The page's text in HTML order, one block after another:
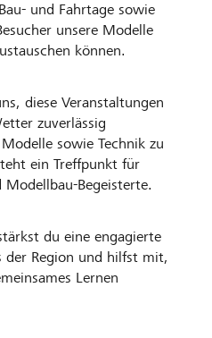
und Fahrtage sowie
unsere Modelle
können.
diese Veranstaltungen
zuverlässig
sowie Technik zu
ein Treffpunkt für
Modellbau-Begeisterte.
du eine engagierte
der Region und hilfst mit,
Lernen